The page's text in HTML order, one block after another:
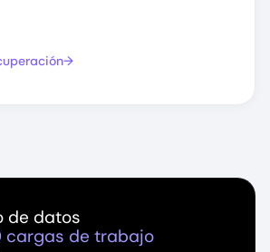
de datos
cargas de trabajo